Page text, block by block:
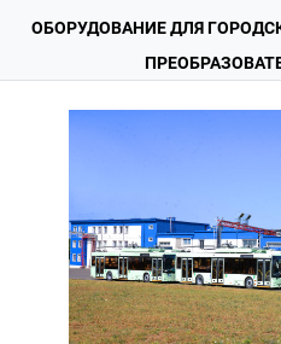
ОБОРУДОВАНИЕ ДЛЯ